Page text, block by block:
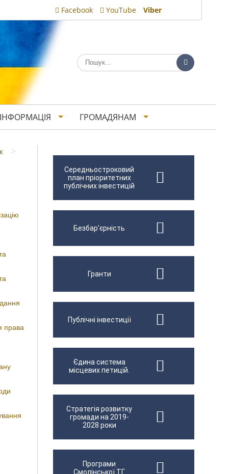
Facebook YouTube Viber
ГРОМАДЯНАМ
>
права
Середньостроковий
план пріоритетних
публічних інвестицій
Безбар'єрність
Гранти
Публічні інвестиції
Єдина система
місцевих петицій.
Стратегія розвитку
громади на 2019-
2028 роки
Програми
Смолінської ТГ